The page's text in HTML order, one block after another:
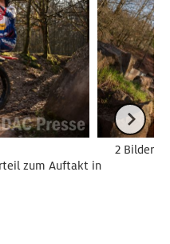
zum Auftakt in
2 Bilder